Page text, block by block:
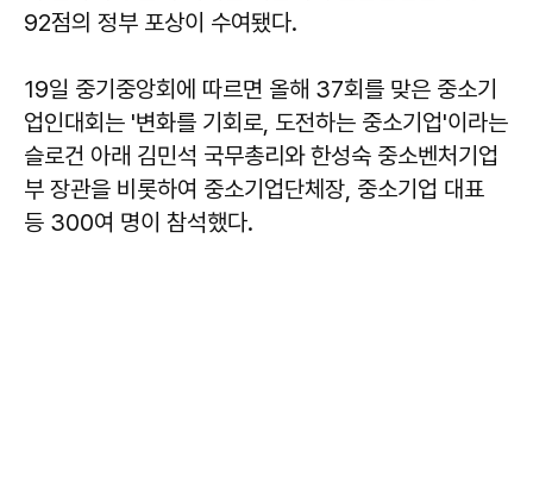
92점의 정부 포상이 수여됐다.
19일 중기중앙회에 따르면 올해 37회를 맞은 중소기
업인대회는 '변화를 기회로, 도전하는 중소기업'이라는
슬로건 아래 김민석 국무총리와 한성숙 중소벤처기업
부 장관을 비롯하여 중소기업단체장, 중소기업 대표
등 300여 명이 참석했다.